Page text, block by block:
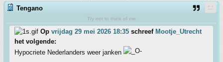
Tengano
Try not to think of me
Op vrijdag 29 mei 2026 18:35 schreef Mootje_Utrecht
het volgende:
Hypocriete Nederlanders weer janken